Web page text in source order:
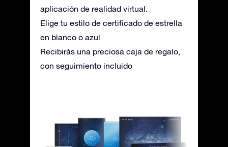
aplicación de realidad virtual.
Elige tu estilo de certificado de estrella
en blanco o azul
Recibirás una preciosa caja de regalo,
con seguimiento incluido